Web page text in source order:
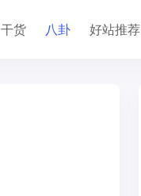
干货 八卦 好站推荐